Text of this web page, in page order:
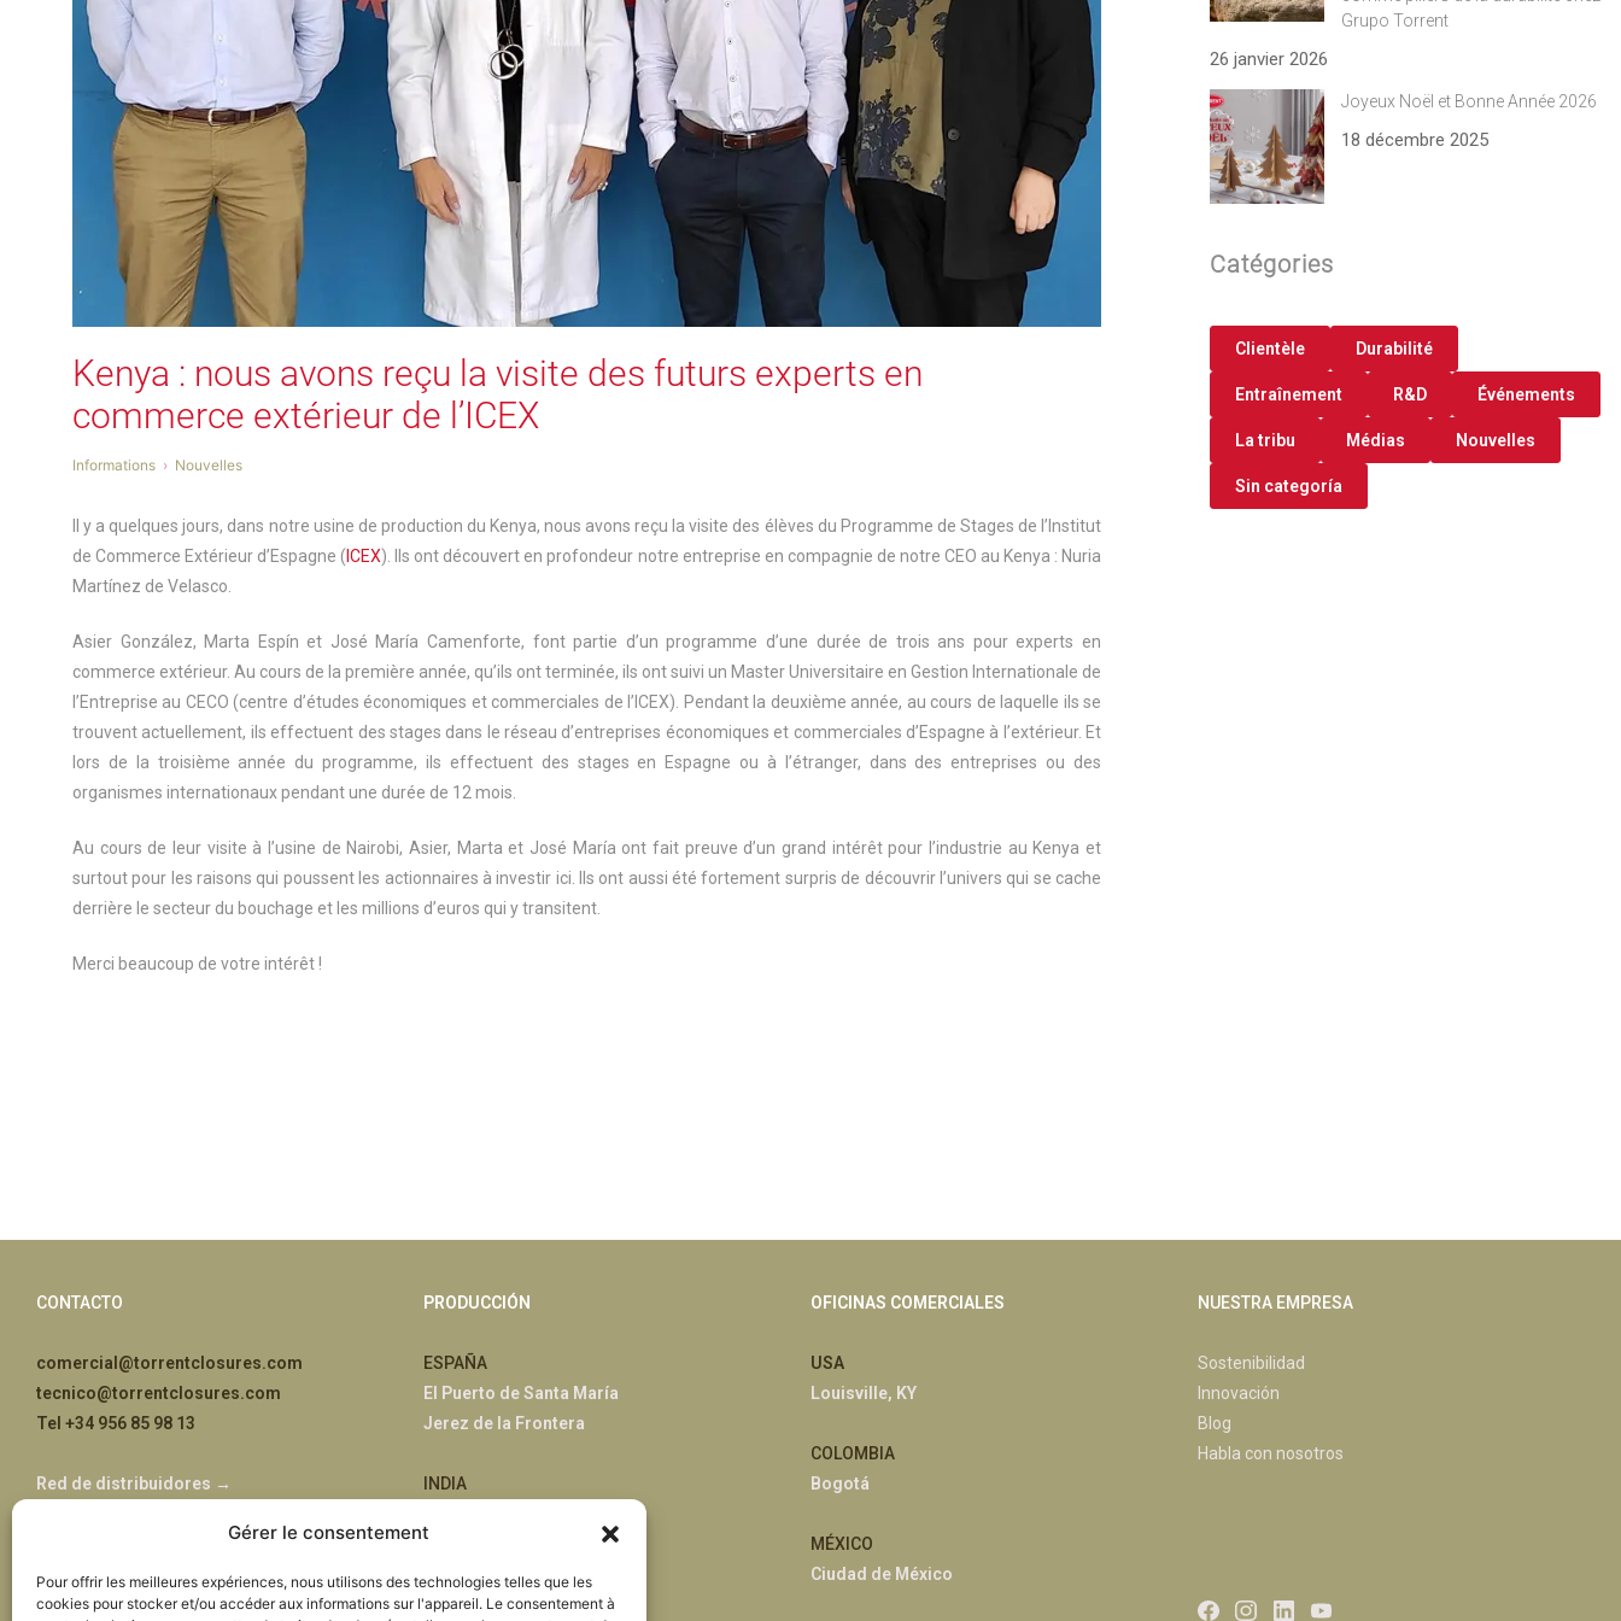
Gérer le consentement
Pour offrir les meilleures expériences, nous utilisons des technologies telles que les
cookies pour stocker et/ou accéder aux informations sur l'appareil. Le consentement à
Kenya : nous avons reçu la visite des futurs experts en
commerce extérieur de l’ICEX
Informations Nouvelles
Il y a quelques jours, dans notre usine de production du Kenya, nous avons reçu la visite des élèves du Programme de Stages de l’Institut
de Commerce Extérieur d’Espagne ( ICEX). Ils ont découvert en profondeur notre entreprise en compagnie de notre CEO au Kenya : Nuria
Martínez de Velasco.
Asier González, Marta Espín et José María Camenforte, font partie d’un programme d’une durée de trois ans pour experts en
commerce extérieur. Au cours de la première année, qu’ils ont terminée, ils ont suivi un Master Universitaire en Gestion Internationale de
l’Entreprise au CECO (centre d’études économiques et commerciales de l’ICEX). Pendant la deuxième année, au cours de laquelle ils se
trouvent actuellement, ils effectuent des stages dans le réseau d’entreprises économiques et commerciales d’Espagne à l’extérieur. Et
lors de la troisième année du programme, ils effectuent des stages en Espagne ou à l’étranger, dans des entreprises ou des
organismes internationaux pendant une durée de 12 mois.
Au cours de leur visite à l’usine de Nairobi, Asier, Marta et José María ont fait preuve d’un grand intérêt pour l’industrie au Kenya et
surtout pour les raisons qui poussent les actionnaires à investir ici. Ils ont aussi été fortement surpris de découvrir l’univers qui se cache
derrière le secteur du bouchage et les millions d’euros qui y transitent.
Merci beaucoup de votre intérêt !
Grupo Torrent
26 janvier 2026
Joyeux Noël et Bonne Année 2026
18 décembre 2025
Catégories
Clientèle Durabilité
Entraînement R&D Événements
La tribu Médias Nouvelles
Sin categoría
CONTACTO
comercial@torrentclosures.com
tecnico@torrentclosures.com
Tel +34 956 85 98 13
Red de distribuidores →
PRODUCCIÓN
ESPAÑA
El Puerto de Santa María
Jerez de la Frontera
INDIA
ÁFRICA
Nairobi, Kenia
OFICINAS COMERCIALES
USA
Louisville, KY
COLOMBIA
Bogotá
MÉXICO
Ciudad de México
NUESTRA EMPRESA
Sostenibilidad
Innovación
Blog
Habla con nosotros
Facebook
Instagram
LinkedIn
Youtube